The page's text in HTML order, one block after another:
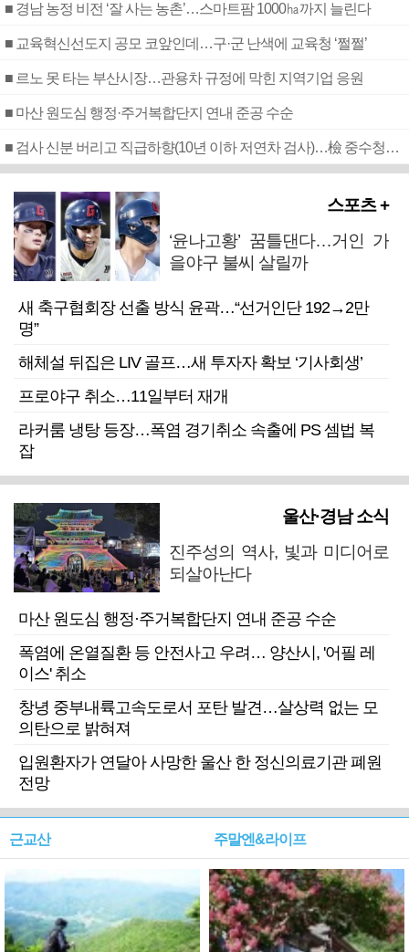
■ 경남 농정 비전 ‘잘 사는 농촌’…스마트팜 1000㏊까지 늘린다
■ 교육혁신선도지 공모 코앞인데…구·군 난색에 교육청 ‘쩔쩔’
■ 르노 못 타는 부산시장…관용차 규정에 막힌 지역기업 응원
■ 마산 원도심 행정·주거복합단지 연내 준공 수순
■ 검사 신분 버리고 직급하향(10년 이하 저연차 검사)…檢 중수청행 기피
스포츠 +
‘윤나고황’ 꿈틀댄다…거인 가
을야구 불씨 살릴까
새 축구협회장 선출 방식 윤곽…“선거인단 192→2만
명”
해체설 뒤집은 LIV 골프…새 투자자 확보 ‘기사회생’
프로야구 취소…11일부터 재개
라커룸 냉탕 등장…폭염 경기취소 속출에 PS 셈법 복
잡
울산·경남 소식
진주성의 역사, 빛과 미디어로
되살아난다
마산 원도심 행정·주거복합단지 연내 준공 수순
폭염에 온열질환 등 안전사고 우려… 양산시, '어필 레
이스' 취소
창녕 중부내륙고속도로서 포탄 발견…살상력 없는 모
의탄으로 밝혀져
입원환자가 연달아 사망한 울산 한 정신의료기관 폐원
전망
근교산 주말엔&라이프